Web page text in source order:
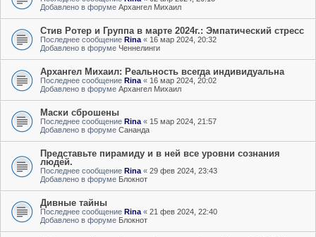
Добавлено в форуме Архангел Михаил
Стив Ротер и Группа в марте 2024г.: Эмпатический стресс
Последнее сообщение Rina « 16 мар 2024, 20:32
Добавлено в форуме Ченнелинги
Архангел Михаил: Реальность всегда индивидуальна
Последнее сообщение Rina « 16 мар 2024, 20:02
Добавлено в форуме Архангел Михаил
Маски сброшены
Последнее сообщение Rina « 15 мар 2024, 21:57
Добавлено в форуме Сананда
Представьте пирамиду и в ней все уровни сознания
людей.
Последнее сообщение Rina « 29 фев 2024, 23:43
Добавлено в форуме Блокнот
Дивные тайны
Последнее сообщение Rina « 21 фев 2024, 22:40
Добавлено в форуме Блокнот